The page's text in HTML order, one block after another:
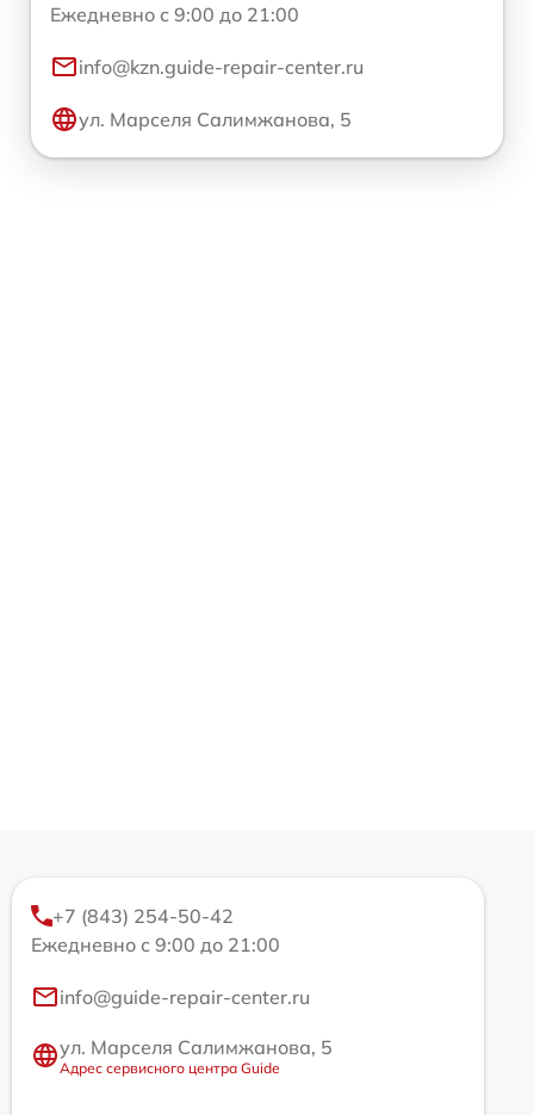
Ежедневно с 9:00 до 21:00
info@kzn.guide-repair-center.ru
ул. Марселя Салимжанова, 5
+7 (843) 254-50-42
Ежедневно с 9:00 до 21:00
info@guide-repair-center.ru
ул. Марселя Салимжанова, 5
Адрес сервисного центра Guide